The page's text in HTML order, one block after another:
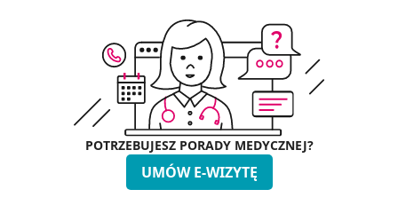
POTRZEBUJESZ PORADY MEDYCZNEJ?
UMÓW E-WIZYTĘ